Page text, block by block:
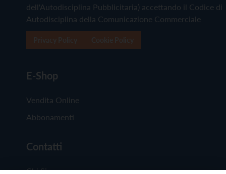
dell'Autodisciplina Pubblicitaria) accettando il Codice di
Autodisciplina della Comunicazione Commerciale
E-Shop
Vendita Online
Abbonamenti
Contatti
Chi Siamo